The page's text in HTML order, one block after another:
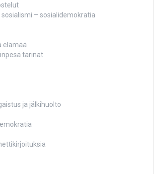
– sosialidemokratia
elämää
tarinat
ja jälkihuolto